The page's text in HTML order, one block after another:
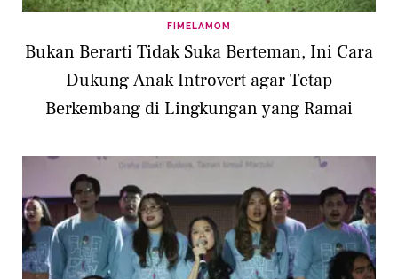
FIMELAMOM
Bukan Berarti Tidak Suka Berteman, Ini Cara
Dukung Anak Introvert agar Tetap
Berkembang di Lingkungan yang Ramai